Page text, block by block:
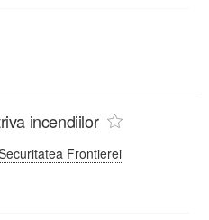
incendiilor
Frontierei